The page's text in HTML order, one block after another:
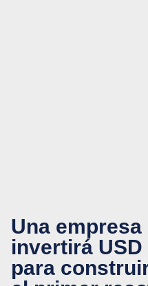
Una empresa
invertirá
para